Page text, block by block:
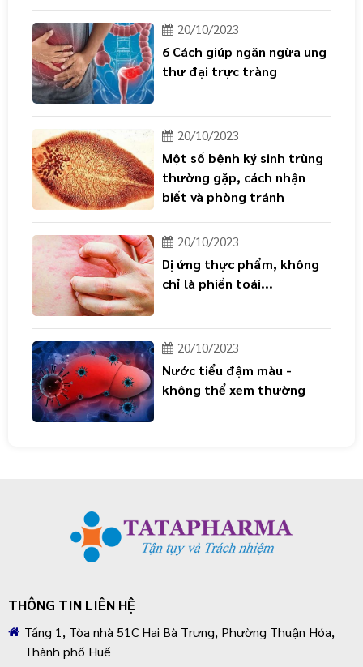
20/10/2023
6 Cách giúp ngăn ngừa ung
thư đại trực tràng
20/10/2023
Một số bệnh ký sinh trùng
thường gặp, cách nhận
biết và phòng tránh
20/10/2023
Dị ứng thực phẩm, không
chỉ là phiền toái...
20/10/2023
Nước tiểu đậm màu -
không thể xem thường
THÔNG TIN LIÊN HỆ
Tầng 1, Tòa nhà 51C Hai Bà Trưng, Phường Thuận Hóa,
Thành phố Huế